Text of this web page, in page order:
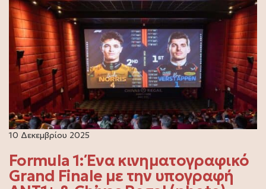
10 Δεκεμβρίου 2025
Formula 1: Ένα κινηματογραφικό
Grand Finale με την υπογραφή